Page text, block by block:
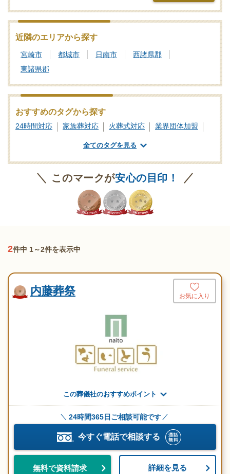
いたしますので、あわせて新サービスなどの最新情報をチェック
するなど、しっかりと情報収集を行って信頼のおけそうな葬儀会
社を探しましょう。
近隣のエリアから探す
宮崎市 都城市 日南市
西諸県郡
東諸県郡
おすすめのタグから探す
24時間対応 家族葬対応 火葬式対応
業界団体加盟
専用斎場あり
全てのタグを見る
このマークが安心の目印！
2件中 1～2件を表示中
内藤葬祭 お気に入り
この葬儀社のおすすめポイント
24時間365日ご相談可能です
今すぐ電話で相談する
無料で資料請求 詳細を見る